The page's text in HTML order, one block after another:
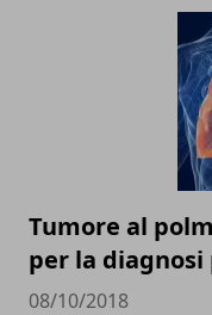
Tumore al
per la
08/10/2018